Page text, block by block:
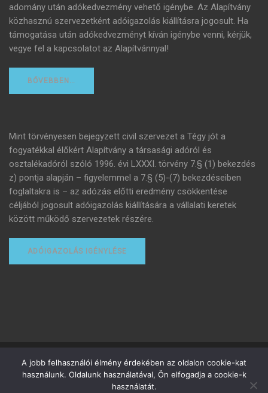
adomány után adókedvezmény vehető igénybe. Az Alapítvány
közhasznú szervezetként adóigazolás kiállításra jogosult. Ha
támogatása után adókedvezményt kíván igénybe venni, kérjük,
vegye fel a kapcsolatot az Alapítvánnyal!
BŐVEBBEN…
Mint törvényesen bejegyzett civil szervezet a Tégy jót a
fogyatékkal élőkért Alapítvány a társasági adóról és
osztalékadóról szóló 1996. évi LXXXI. törvény 7.§ (1) bekezdés
z) pontja alapján – figyelemmel a 7.§ (5)-(7) bekezdéseiben
foglaltakra is – az adózás előtti eredmény csökkentése
céljából jogosult adóigazolás kiállítására a vállalati keretek
között működő szervezetek részére.
ADÓIGAZOLÁS IGÉNYLÉSE
Minden jog fenntartva
Adóigazolás igénylése
A jobb felhasználói élmény érdekében az oldalon cookie-kat
használunk. Oldalunk használatával, Ön elfogadja a cookie-k
használatát.